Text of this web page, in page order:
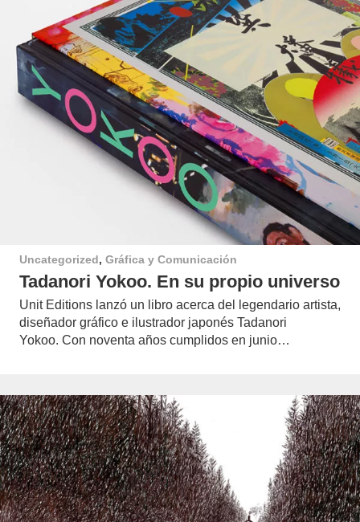
Uncategorized, Gráfica y Comunicación
Tadanori Yokoo. En su propio universo
Unit Editions lanzó un libro acerca del legendario artista,
diseñador gráfico e ilustrador japonés Tadanori
Yokoo. Con noventa años cumplidos en junio…